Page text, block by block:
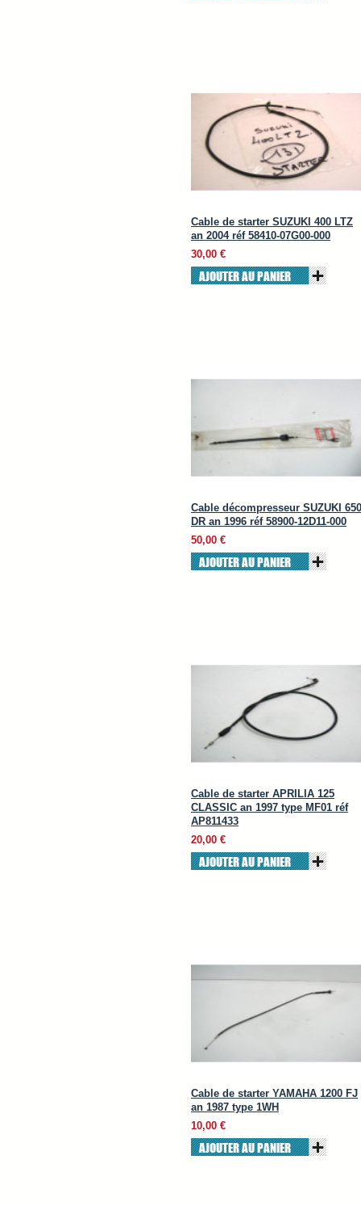
Cable de starter SUZUKI 400 LTZ
an 2004 réf 58410-07G00-000
30,00 €
AJOUTER AU PANIER
Cable décompresseur SUZUKI 650
DR an 1996 réf 58900-12D11-000
50,00 €
AJOUTER AU PANIER
Cable de starter APRILIA 125
CLASSIC an 1997 type MF01 réf
AP811433
20,00 €
AJOUTER AU PANIER
Cable de starter YAMAHA 1200 FJ
an 1987 type 1WH
10,00 €
AJOUTER AU PANIER